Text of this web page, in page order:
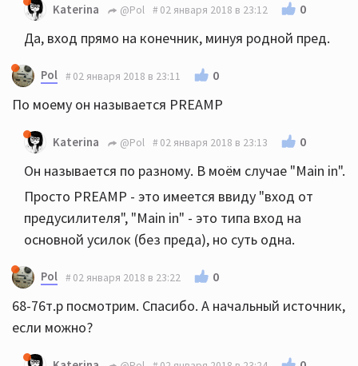
Katerina @Pol 02 января 2018 в 23:12 0
Да, вход прямо на конечник, минуя родной пред.
Pol 02 января 2018 в 23:11 0
По моему он называется PREAMP
Katerina @Pol 02 января 2018 в 23:13 0
Он называется по разному. В моём случае "Main in".
Просто PREAMP - это имеется ввиду "вход от
предусилителя", "Main in" - это типа вход на
основной усилок (без преда), но суть одна.
Pol 02 января 2018 в 23:22 0
68-76т.р посмотрим. Спасибо. А начальный источник,
если можно?